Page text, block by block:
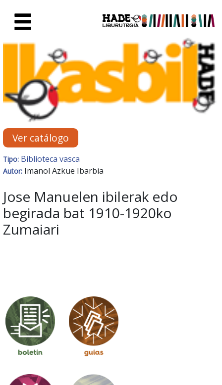
Ficha de Novedades -
Ver catálogo
Tipo: Biblioteca vasca
Autor: Imanol Azkue Ibarbia
Jose Manuelen ibilerak edo
begirada bat 1910-1920ko
Zumaiari